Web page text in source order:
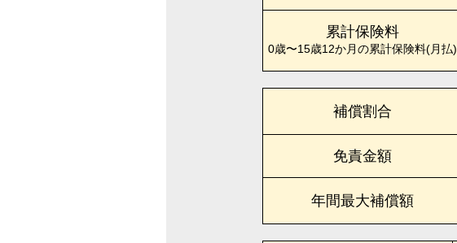
累計保険料
0歳〜15歳12か月 の累計保険料(月払)
補償割合
免責金額
年間最大補償額